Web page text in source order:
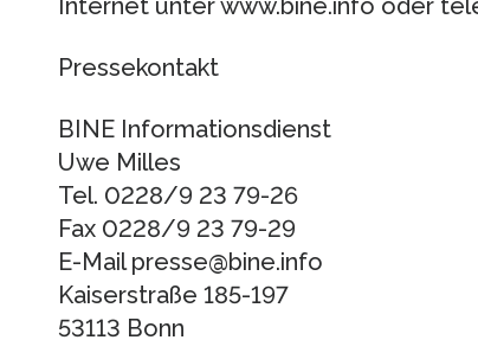
Internet unter www.bine.info oder
Pressekontakt
BINE Informationsdienst
Uwe Milles
Tel. 0228/9 23 79-26
Fax 0228/9 23 79-29
E-Mail presse@bine.info
Kaiserstraße 185-197
53113 Bonn